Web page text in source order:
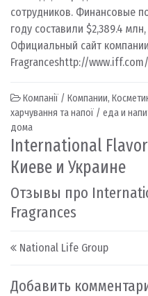
сотрудников. Финансовые
году составили $2,389.4
Официальный сайт
Fragranceshttp://www.iff.com/
Компанії / Компании,
харчування та напої / еда и
дома
International
Киеве и Украине
Отзывы про
Fragrances
Post navigation
National Life Group
Добавить